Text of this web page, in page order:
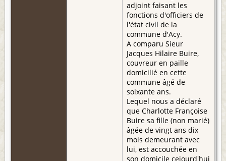
adjoint faisant les
fonctions d'officiers de
l'état civil de la
commune d'Acy.
A comparu Sieur
Jacques Hilaire Buire,
couvreur en paille
domicilié en cette
commune âgé de
soixante ans.
Lequel nous a déclaré
que Charlotte Françoise
Buire sa fille (non marié)
âgée de vingt ans dix
mois demeurant avec
lui, est accouchée en
son domicile cejourd'hui